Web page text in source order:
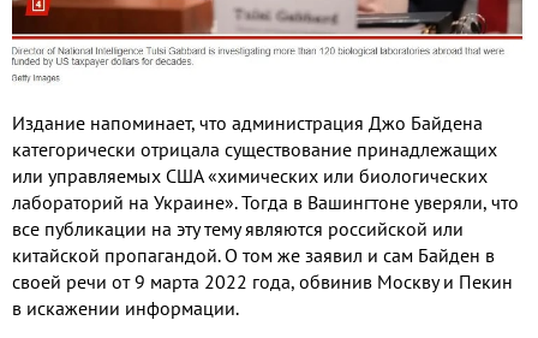
Издание напоминает, что администрация Джо Байдена
категорически отрицала существование принадлежащих
или управляемых США «химических или биологических
лабораторий на Украине».Тогда в Вашингтоне уверяли, что
все публикации на эту тему являются российской или
китайской пропагандой.О том же заявил и сам Байден в
своей речи от9 марта 2022 года, обвинив Москву и Пекин
в искажении информации.